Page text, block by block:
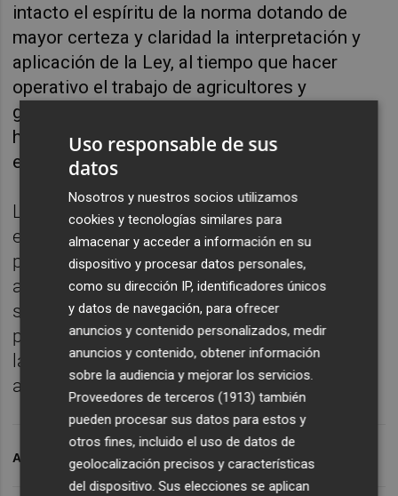
intacto el espíritu de la norma dotando de
mayor certeza y claridad la interpretación y
aplicación de la Ley, al tiempo que hacer
operativo el trabajo de agricultores y
ganaderos en el Campo de Cartagena,
haciendo compatible la sostenibilidad del
entorno y la práctica agrícola".
Las organizaciones, además, subrayan que
en la elaboración de la modificación
propuesta han contado con el
asesoramiento de técnicos expertos en la
situación del Mar Menor, manteniendo la
prioridad de recuperación y conservación de
la laguna y su entorno, y la viabilidad de una
actividad agrícola y ganadera sostenible.
ARCHIVADO EN MAR MENOR
Uso responsable de sus
datos
Nosotros y nuestros socios utilizamos
cookies y tecnologías similares para
almacenar y acceder a información en su
dispositivo y procesar datos personales,
como su dirección IP, identificadores únicos
y datos de navegación, para ofrecer
anuncios y contenido personalizados, medir
anuncios y contenido, obtener información
sobre la audiencia y mejorar los servicios.
Proveedores de terceros (1913) también
pueden procesar sus datos para estos y
otros fines, incluido el uso de datos de
geolocalización precisos y características
del dispositivo. Sus elecciones se aplican